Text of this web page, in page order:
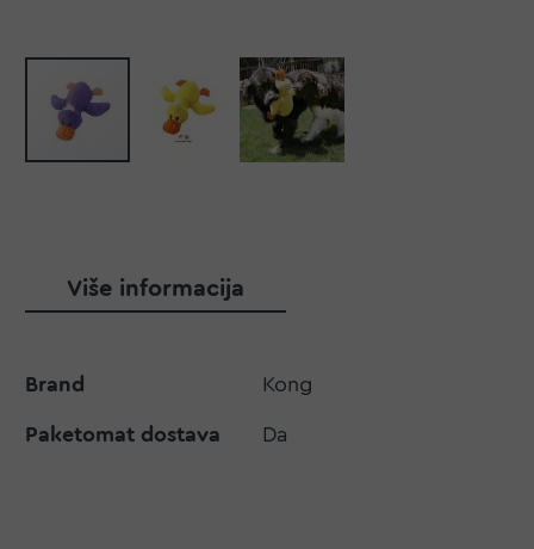
Više informacija
Više
Brand Kong
Paketomat dostava Da